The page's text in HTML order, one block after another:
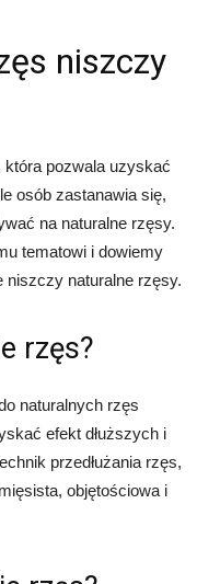
niszczy
która pozwala uzyskać
osób zastanawia się,
na naturalne rzęsy.
tematowi i dowiemy
niszczy naturalne rzęsy.
rzęs?
naturalnych rzęs
efekt dłuższych i
przedłużania rzęs,
objętościowa i